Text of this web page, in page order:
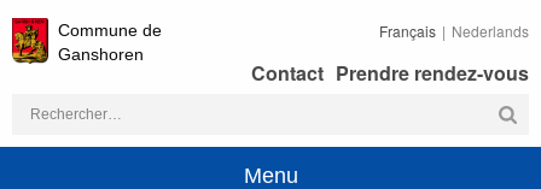
Commune de
Ganshoren
Français Nederlands
Prendre rendez-vous
Contact
Rechercher :
Menu